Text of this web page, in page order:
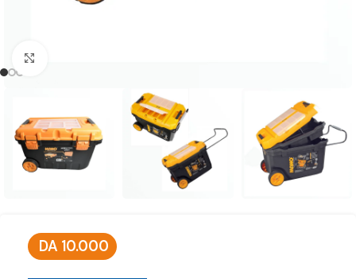
DA 10.000